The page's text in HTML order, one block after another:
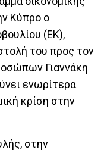
Κύπρο ο
(ΕΚ),
του προς τον
Γιαννάκη
ενωρίτερα
κρίση στην
στην